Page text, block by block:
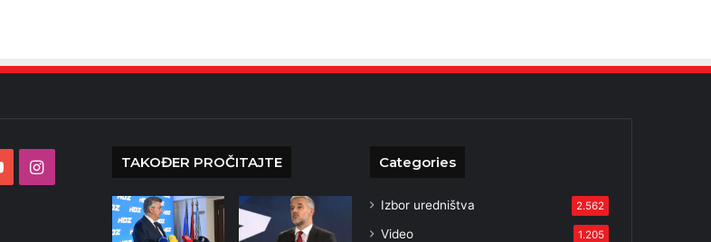
YouTubeInstagram TAKOĐER PROČITAJTE Categories
Izbor uredništva 2.562
Video 1.205